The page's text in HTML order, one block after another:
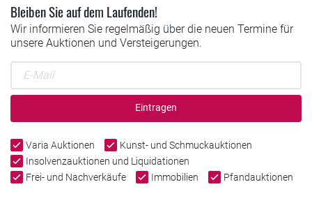
Bleiben Sie auf dem Laufenden!
Wir informieren Sie regelmäßig über die neuen Termine für
unsere Auktionen und Versteigerungen.
Eintragen
Varia Auktionen
Kunst- und Schmuckauktionen
Insolvenzauktionen und Liquidationen
Frei- und Nachverkäufe
Immobilien Pfandauktionen